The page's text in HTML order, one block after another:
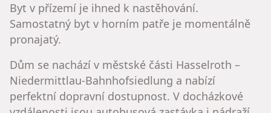
Byt v přízemí je ihned k nastěhování.
Samostatný byt v horním patře je momentálně
pronajatý.
Dům se nachází v městské části Hasselroth –
Niedermittlau-Bahnhofsiedlung a nabízí
perfektní dopravní dostupnost. V docházkové